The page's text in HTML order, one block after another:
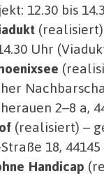
12.30 bis
(realisiert)
Uhr
2–8 a,
(realisiert) –
18,
Handicap